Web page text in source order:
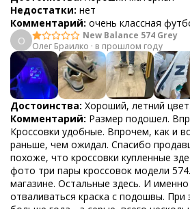
Недостатки: нет
Комментарий: очень классная
О
New Balance 574 Grey
Олег Браилко · в прошлом году
Достоинства: Хороший, летний цвет.
Комментарий: Размер подошел.
Кроссовки удобные. Впрочем, как и
раньше, чем ожидал. Спасибо
похоже, что кроссовки купленные
фото три пары кроссовок модели
магазине. Остальные здесь. И
отваливаться краска с подошвы.